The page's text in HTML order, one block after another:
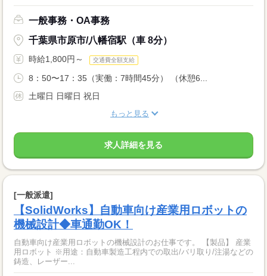
一般事務・OA事務
千葉県市原市/八幡宿駅（車 8分）
時給1,800円～ 交通費全額支給
8：50〜17：35（実働：7時間45分） （休憩6...
土曜日 日曜日 祝日
もっと見る
求人詳細を見る
[一般派遣]
【SolidWorks】自動車向け産業用ロボットの
機械設計◆車通勤OK！
自動車向け産業用ロボットの機械設計のお仕事です。 【製品】 産業
用ロボット ※用途：自動車製造工程内での取出/バリ取り/注湯などの
鋳造、レーザー...